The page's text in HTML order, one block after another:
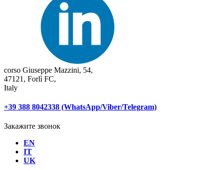
corso Giuseppe Mazzini, 54,
47121, Forlì FC,
Italy
+39 388 8042338 (WhatsApp/Viber/Telegram)
Закажите звонок
EN
IT
UK